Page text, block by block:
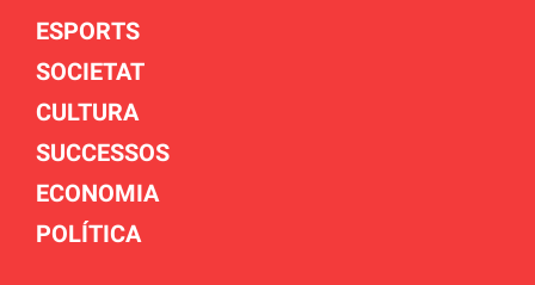
ESPORTS
SOCIETAT
CULTURA
SUCCESSOS
ECONOMIA
POLÍTICA